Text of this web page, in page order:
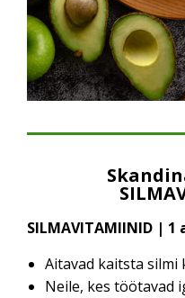
SILMAVITAMIINID | 1
Aitavad kaitsta
Neile, kes töötavad